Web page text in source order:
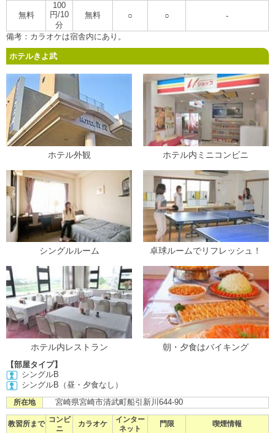
無料
100
円/10
分
無料 ○ ○ -
備考：カラオケは宿舎内にあり。
ホテルきよ武
ホテル外観 ホテル内ミニコンビニ
シングルルーム 卓球ルームでリフレッシュ！
ホテル内レストラン 朝・夕食はバイキング
【部屋タイプ】
シングルB
シングルB（昼・夕食なし）
所在地 宮崎県宮崎市清武町船引新川644-90
教習所まで
コンビ
ニ
カラオケ
インター
ネット
門限 喫煙情報